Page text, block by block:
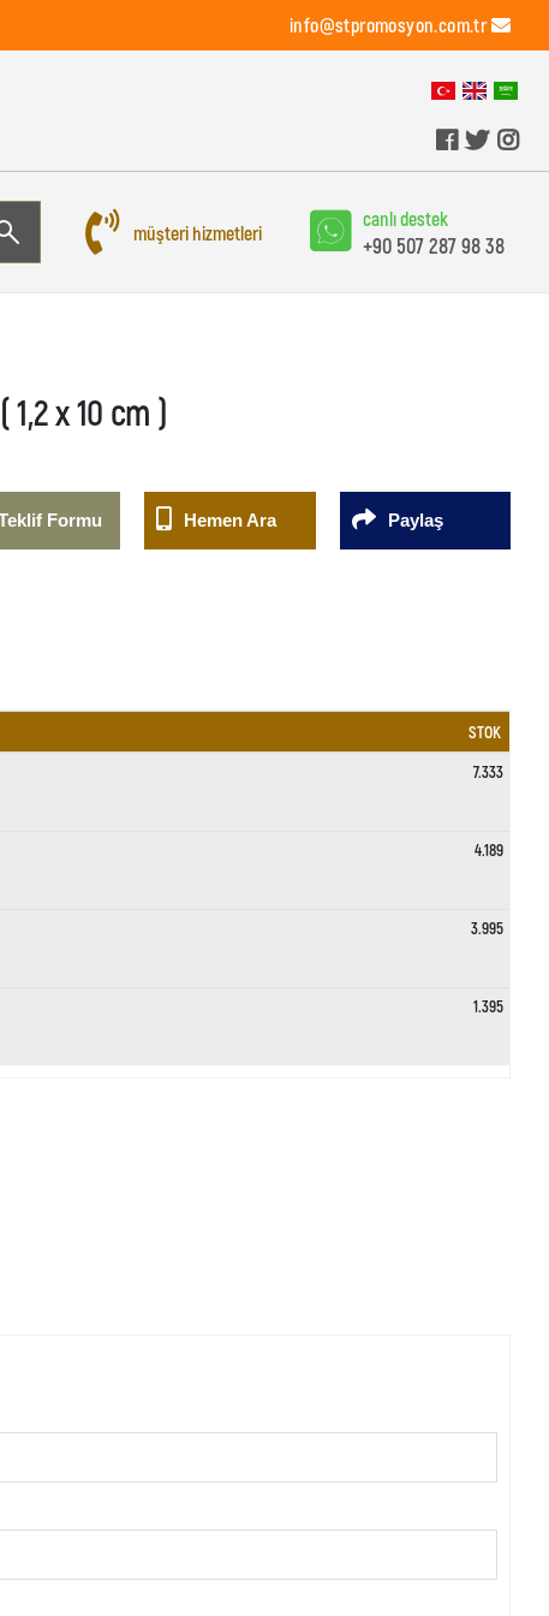
info@stpromosyon.com.tr
müşteri hizmetleri
canlı destek
+90 507 287 98 38
x 10 cm )
Formu Hemen Ara Paylaş
STOK
7.333
4.189
3.995
1.395